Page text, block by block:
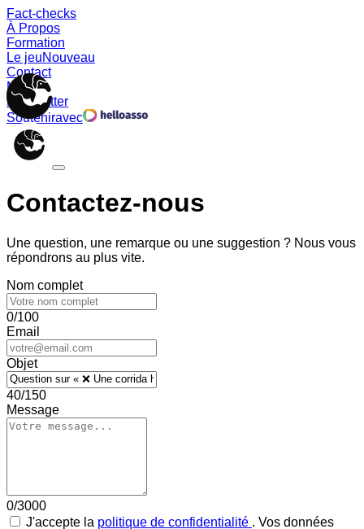
Fact-checks
À Propos
Formation
Le jeuNouveau
Contact
Memes
Newsletter
Souteniravec
Contactez-nous
Une question, une remarque ou une suggestion ? Nous vous
répondrons au plus vite.
Nom complet
0/100
Email
Objet
40/150
Message
0/3000
J'accepte la politique de confidentialité . Vos données